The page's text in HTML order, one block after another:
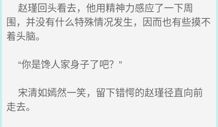
赵瑾回头看去，他用精神力感应了一下周
围，并没有什么特殊情况发生，因而也有些摸不
着头脑。
“你是馋人家身子了吧？”
宋清如嫣然一笑，留下错愕的赵瑾径直向前
走去。